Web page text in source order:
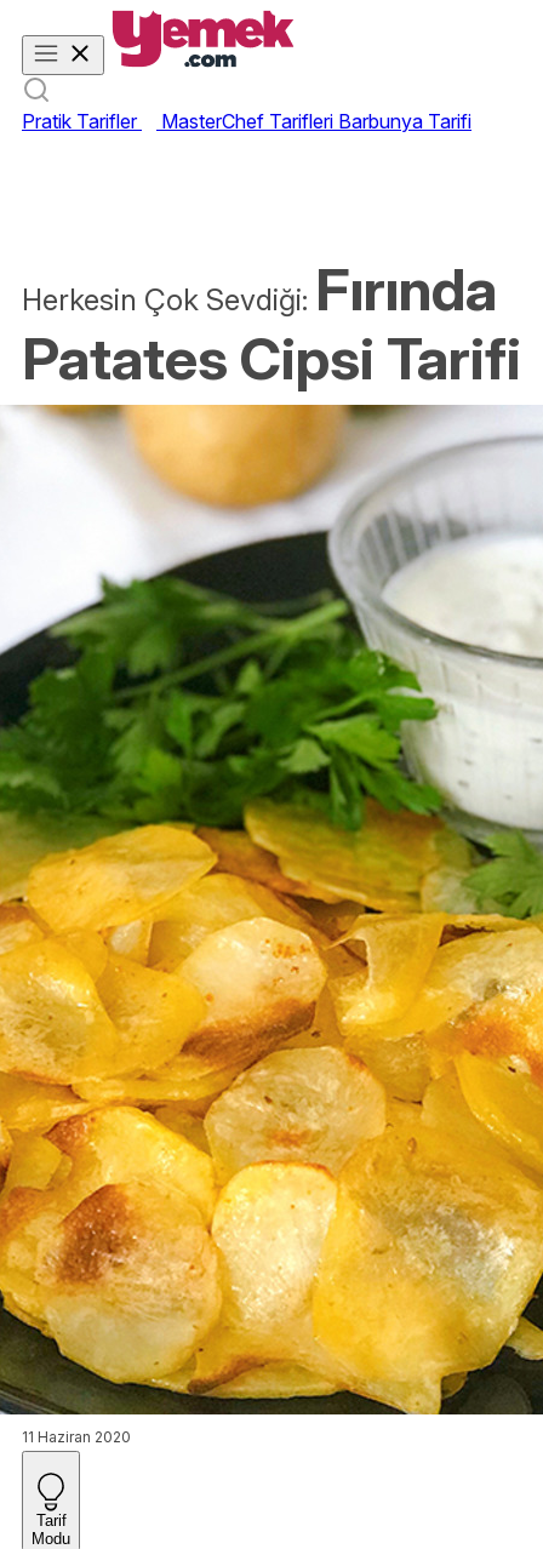
Pratik Tarifler MasterChef Tarifleri Barbunya Tarifi
Herkesin Çok Sevdiği: Fırında
Patates Cipsi Tarifi
11 Haziran 2020
Tarif
Modu